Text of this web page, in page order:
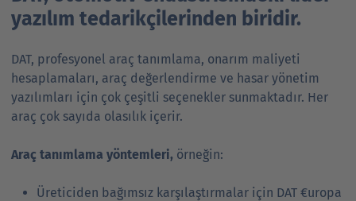
yazılım tedarikçilerinden biridir.
DAT, profesyonel araç tanımlama, onarım maliyeti
hesaplamaları, araç değerlendirme ve hasar yönetim
yazılımları için çok çeşitli seçenekler sunmaktadır. Her
araç çok sayıda olasılık içerir.
Araç tanımlama yöntemleri, örneğin:
Üreticiden bağımsız karşılaştırmalar için DAT €uropa